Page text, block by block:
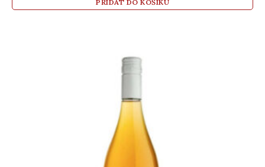
PŘIDAT DO KOŠÍKU